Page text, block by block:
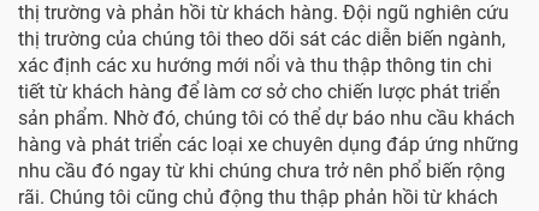
thị trường và phản hồi từ khách hàng. Đội ngũ nghiên cứu
thị trường của chúng tôi theo dõi sát các diễn biến ngành,
xác định các xu hướng mới nổi và thu thập thông tin chi
tiết từ khách hàng để làm cơ sở cho chiến lược phát triển
sản phẩm. Nhờ đó, chúng tôi có thể dự báo nhu cầu khách
hàng và phát triển các loại xe chuyên dụng đáp ứng những
nhu cầu đó ngay từ khi chúng chưa trở nên phổ biến rộng
rãi. Chúng tôi cũng chủ động thu thập phản hồi từ khách